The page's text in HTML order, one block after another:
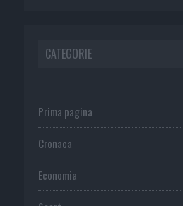
CATEGORIE
Prima pagina
Cronaca
Economia